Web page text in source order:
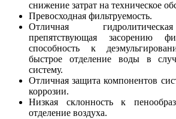
снижение затрат на техническое
Превосходная фильтруемость.
Отличная
препятствующая засорению
способность к
быстрое отделение воды в
систему.
Отличная защита компонентов
коррозии.
Низкая склонность к
отделение воздуха.